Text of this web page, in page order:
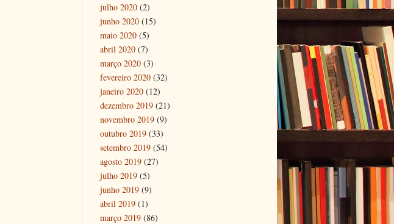
julho 2020 (2)
junho 2020 (15)
maio 2020 (5)
abril 2020 (7)
março 2020 (3)
fevereiro 2020 (32)
janeiro 2020 (12)
dezembro 2019 (21)
novembro 2019 (9)
outubro 2019 (33)
setembro 2019 (54)
agosto 2019 (27)
julho 2019 (5)
junho 2019 (9)
abril 2019 (1)
março 2019 (86)